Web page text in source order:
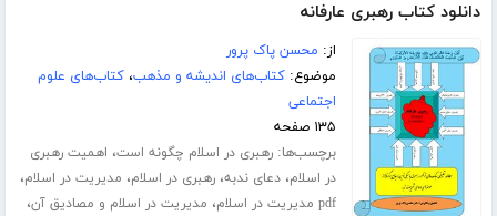
دانلود کتاب رهبری عارفانه
از: محسن پاک پرور
موضوع:کتاب‌های اندیشه و مذهب،کتاب‌های علوم
اجتماعی
۱۳۵ صفحه
برچسب‌ها:رهبری در اسلام چگونه است، اهمیت رهبری
در اسلام،دعای ندبه،رهبری در اسلام، مدیریت در اسلام،
pdf مدیریت در اسلام ، مدیریت در اسلام و مصادیق آن،